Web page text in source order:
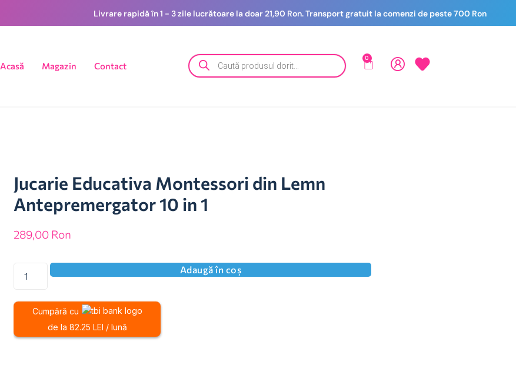
Livrare rapidă în 1 - 3 zile lucrătoare la doar 21,90 Ron. Transport gratuit la comenzi de peste 700 Ron
Acasă Magazin Contact
0
Jucarie Educativa Montessori din Lemn
Antepremergator 10 in 1
289,00 Ron
Adaugă în coș
Cumpără cu
de la 82.25 LEI / lună